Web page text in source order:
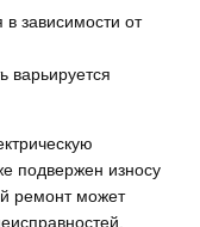
зависимости от
варьируется
подвержен износу
ремонт может